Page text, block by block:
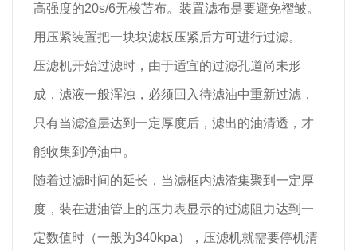
高强度的20s/6无梭苫布。装置滤布是要避免褶皱。
用压紧装置把一块块滤板压紧后方可进行过滤。
压滤机开始过滤时，由于适宜的过滤孔道尚未形
成，滤液一般浑浊，必须回入待滤油中重新过滤，
只有当滤渣层达到一定厚度后，滤出的油清透，才
能收集到净油中。
随着过滤时间的延长，当滤框内滤渣集聚到一定厚
度，装在进油管上的压力表显示的过滤阻力达到一
定数值时（一般为340kpa），压滤机就需要停机清